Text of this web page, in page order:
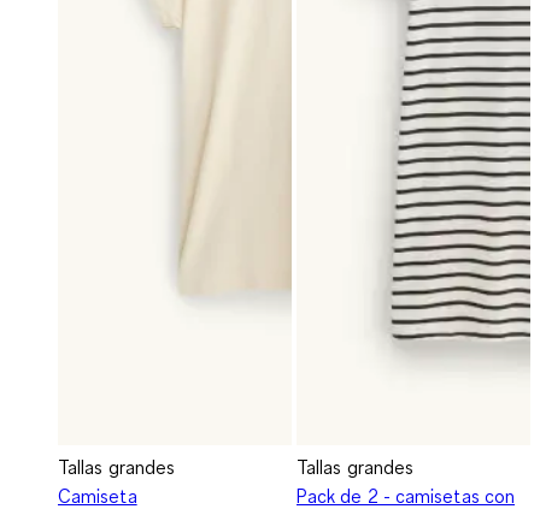
Tallas grandes
Camiseta
Tallas grandes
Pack de 2 - camisetas con